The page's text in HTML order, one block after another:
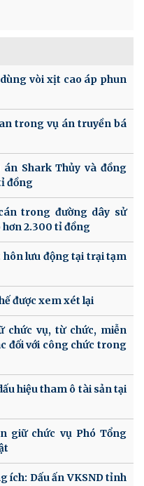
vòi xịt cao áp phun
trong vụ án truyền bá
án Shark Thủy và đồng
đồng
trong đường dây sử
hơn 2.300 tỉ đồng
hôn lưu động tại trại tạm
được xem xét lại
chức vụ, từ chức, miễn
đối với công chức trong
hiệu tham ô tài sản tại
giữ chức vụ Phó Tổng
ích: Dấu ấn VKSND tỉnh